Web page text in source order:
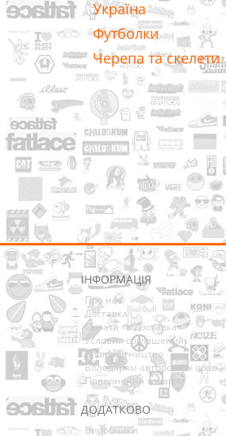
Україна
Футболки
Черепа та скелети
ІНФОРМАЦІЯ
Про нас
Доставка
Оплата та Доставка
Условия соглашения
Співробітництво
Володарям авторських прав
Повернення товарів
ДОДАТКОВО
Виробники